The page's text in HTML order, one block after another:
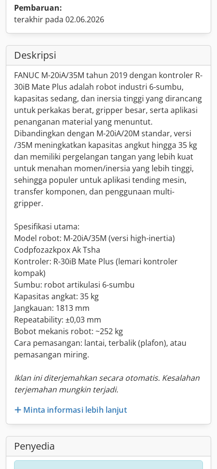
Pembaruan:
terakhir pada 02.06.2026
Deskripsi
FANUC M-20iA/35M tahun 2019 dengan kontroler R-
30iB Mate Plus adalah robot industri 6-sumbu,
kapasitas sedang, dan inersia tinggi yang dirancang
untuk perkakas berat, gripper besar, serta aplikasi
penanganan material yang menuntut.
Dibandingkan dengan M-20iA/20M standar, versi
/35M meningkatkan kapasitas angkut hingga 35 kg
dan memiliki pergelangan tangan yang lebih kuat
untuk menahan momen/inersia yang lebih tinggi,
sehingga populer untuk aplikasi tending mesin,
transfer komponen, dan penggunaan multi-
gripper.
Spesifikasi utama:
Model robot: M-20iA/35M (versi high-inertia)
Codpfozazkpox Ak Tsha
Kontroler: R-30iB Mate Plus (lemari kontroler
kompak)
Sumbu: robot artikulasi 6-sumbu
Kapasitas angkat: 35 kg
Jangkauan: 1813 mm
Repeatability: ±0,03 mm
Bobot mekanis robot: ~252 kg
Cara pemasangan: lantai, terbalik (plafon), atau
pemasangan miring.
Iklan ini diterjemahkan secara otomatis. Kesalahan
terjemahan mungkin terjadi.
Minta informasi lebih lanjut
Penyedia